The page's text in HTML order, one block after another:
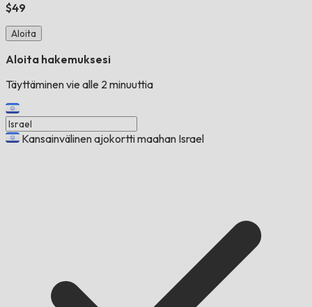
$49
Aloita
Aloita hakemuksesi
Täyttäminen vie alle 2 minuuttia
Kansainvälinen ajokortti maahan Israel